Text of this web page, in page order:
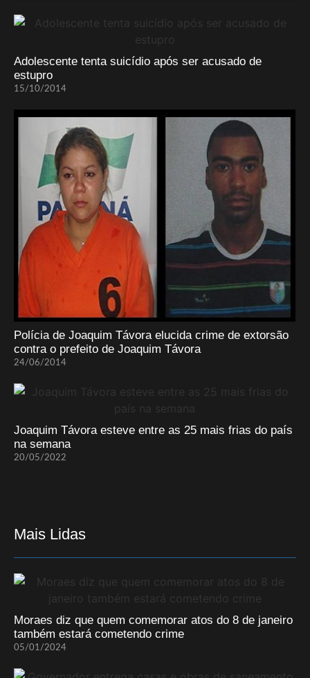
Adolescente tenta suicídio após ser acusado de
estupro
15/10/2014
Polícia de Joaquim Távora elucida crime de extorsão
contra o prefeito de Joaquim Távora
24/06/2014
Joaquim Távora esteve entre as 25 mais frias do país
na semana
20/05/2022
Mais Lidas
Moraes diz que quem comemorar atos do 8 de janeiro
também estará cometendo crime
05/01/2024